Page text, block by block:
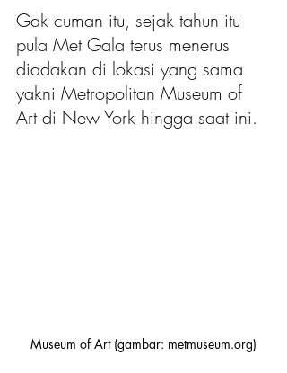
Gak cuman itu, sejak tahun itu
pula Met Gala terus menerus
diadakan di lokasi yang sama
yakni Metropolitan Museum of
Art di New York hingga saat ini.
Museum of Art (gambar: metmuseum.org)